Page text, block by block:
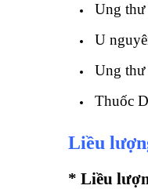
Ung thư
U
Ung thư
Thuốc
Liều
* Liều